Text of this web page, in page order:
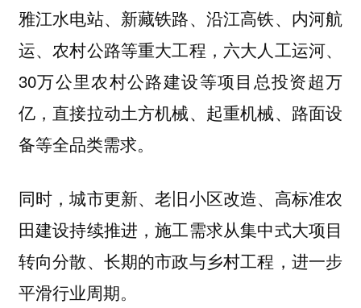
雅江水电站、新藏铁路、沿江高铁、内河航
运、农村公路等重大工程，六大人工运河、
30万公里农村公路建设等项目总投资超万
亿，直接拉动土方机械、起重机械、路面设
备等全品类需求。
同时，城市更新、老旧小区改造、高标准农
田建设持续推进，施工需求从集中式大项目
转向分散、长期的市政与乡村工程，进一步
平滑行业周期。